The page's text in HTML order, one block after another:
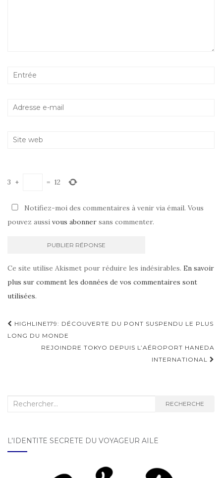
3 + = 12
Notifiez-moi des commentaires à venir via émail. Vous
pouvez aussi vous abonner sans commenter.
Ce site utilise Akismet pour réduire les indésirables. En savoir
plus sur comment les données de vos commentaires sont
utilisées.
Navigation d'article
HIGHLINE179: DÉCOUVERTE DU PONT SUSPENDU LE PLUS
LONG DU MONDE
REJOINDRE TOKYO DEPUIS L’AÉROPORT HANEDA
INTERNATIONAL
Recherche : RECHERCHE
L’IDENTITÉ SECRÈTE DU VOYAGEUR AILÉ